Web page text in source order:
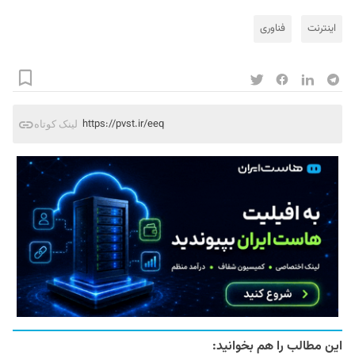
اینترنت فناوری
لینک کوتاه https://pvst.ir/eeq
این مطالب را هم بخوانید: